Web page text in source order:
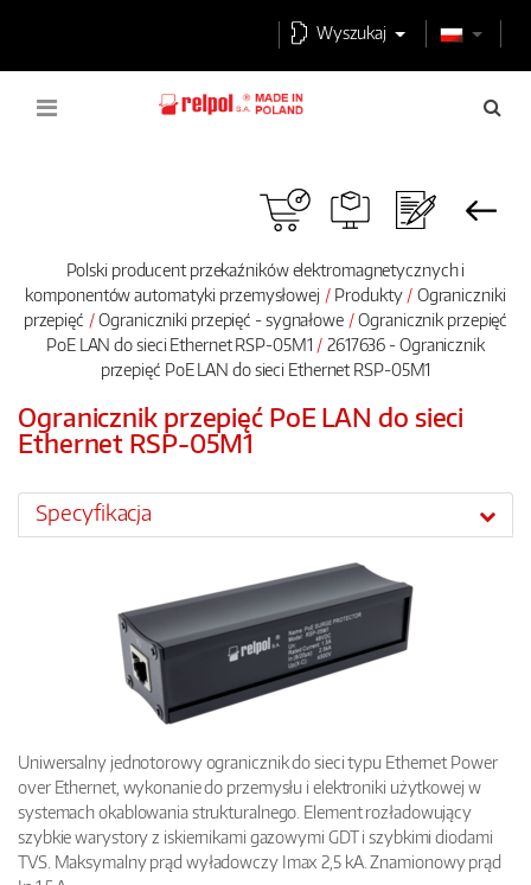
Wyszukaj
Polski producent przekaźników elektromagnetycznych i
komponentów automatyki przemysłowej
Produkty
Ograniczniki
przepięć
Ograniczniki przepięć - sygnałowe
Ogranicznik przepięć
PoE LAN do sieci Ethernet RSP-05M1
2617636 - Ogranicznik
przepięć PoE LAN do sieci Ethernet RSP-05M1
Ogranicznik przepięć PoE LAN do sieci
Ethernet RSP-05M1
Specyfikacja
Uniwersalny jednotorowy ogranicznik do sieci typu Ethernet Power
over Ethernet, wykonanie do przemysłu i elektroniki użytkowej w
systemach okablowania strukturalnego. Element rozładowujący
szybkie warystory z iskiernikami gazowymi GDT i szybkimi diodami
TVS. Maksymalny prąd wyładowczy Imax 2,5 kA. Znamionowy prąd